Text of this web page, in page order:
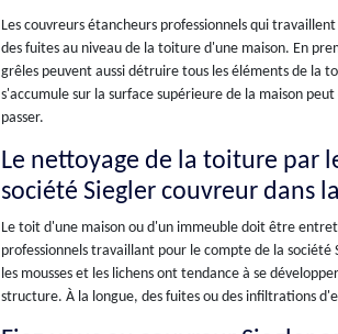
Les couvreurs étancheurs professionnels qui
des fuites au niveau de la toiture d'une maison. En
grêles peuvent aussi détruire tous les éléments de la
s'accumule sur la surface supérieure de la maison
passer.
Le nettoyage de la toiture par
société Siegler couvreur dans
Le toit d'une maison ou d'un immeuble doit être
professionnels travaillant pour le compte de la
les mousses et les lichens ont tendance à se
structure. À la longue, des fuites ou des infiltrations